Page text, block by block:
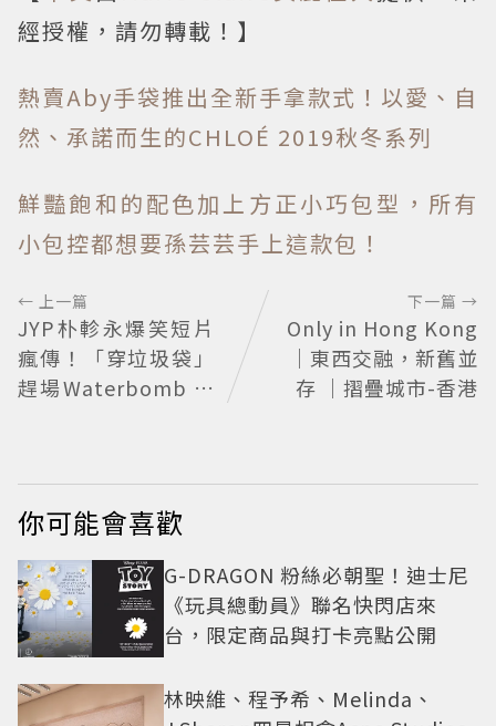
經授權，請勿轉載！】
熱賣Aby手袋推出全新手拿款式！以愛、自
然、承諾而生的CHLOÉ 2019秋冬系列
鮮豔飽和的配色加上方正小巧包型，所有
小包控都想要孫芸芸手上這款包！
← 上一篇
JYP朴軫永爆笑短片
瘋傳！「穿垃圾袋」
趕場Waterbomb 被
下一篇 →
Only in Hong Kong
｜東西交融，新舊並
存 ｜摺疊城市-香港
你可能會喜歡
G-DRAGON 粉絲必朝聖！迪士尼
《玩具總動員》聯名快閃店來
台，限定商品與打卡亮點公開
林映維、程予希、Melinda、